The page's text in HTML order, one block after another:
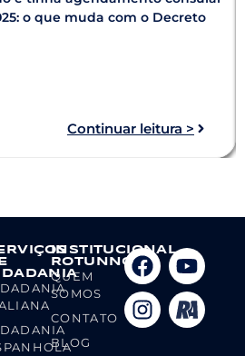
o que muda com o Decreto
Continuar leitura >
INSTITUCIONAL
ROTUNNO
QUEM
SOMOS
CONTATO
BLOG